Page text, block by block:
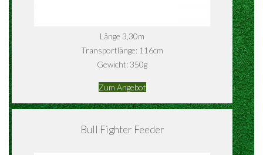
Länge 3,30m
Transportlänge: 116cm
Gewicht: 350g
Zum Angebot
Bull Fighter Feeder